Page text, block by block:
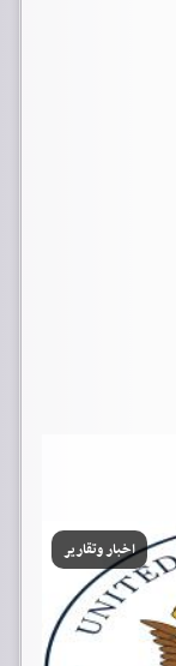
اخبار وتقارير